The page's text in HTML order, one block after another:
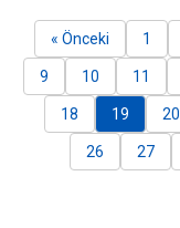
« Önceki 1
9 10 11
18 19 20
26 27